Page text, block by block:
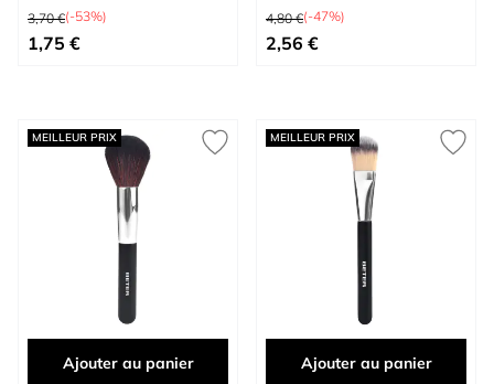
Prix normal
3,70 €(-53%)
Prix spécial
1,75 €
Prix normal
4,80 €(-47%)
Prix spécial
2,56 €
MEILLEUR PRIX
Ajouter au panier
MEILLEUR PRIX
Ajouter au panier